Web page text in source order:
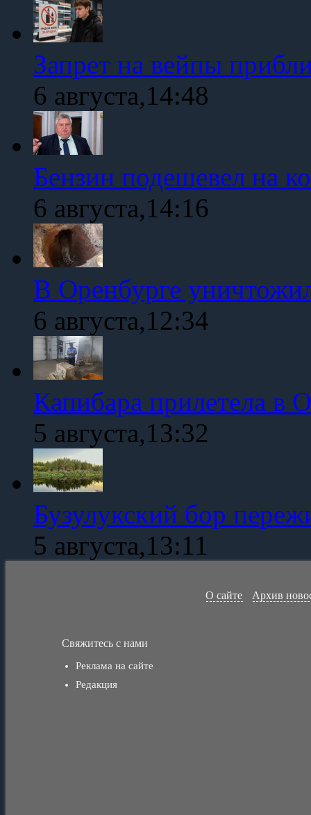
Запрет на вейпы
6 августа,14:48
Бензин подешевел на
6 августа,14:16
В Оренбурге
6 августа,12:34
Капибара прилетела в
5 августа,13:32
Бузулукский бор
5 августа,13:11
О сайте Архив
Свяжитесь с нами
Реклама на сайте
Редакция